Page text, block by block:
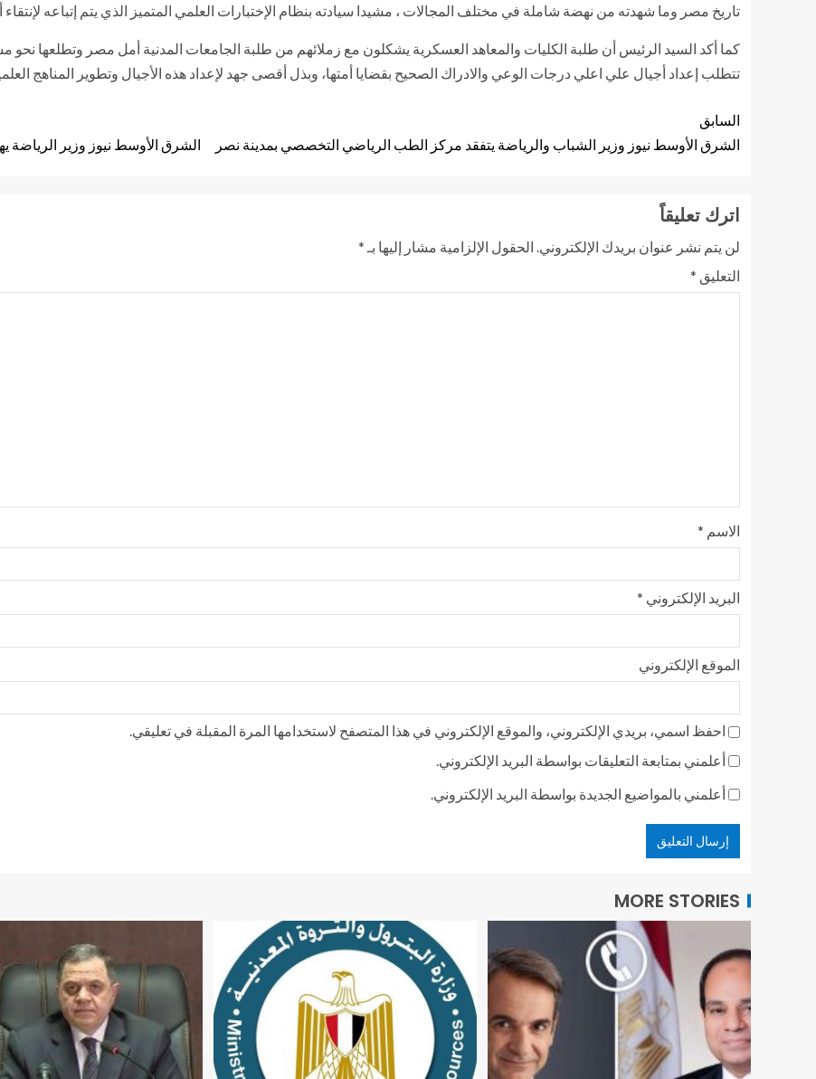
تاريخ مصر وما شهدته من نهضة شاملة في مختلف المجالات ، مشيدا سيادته بنظام الإختبارات العلمي المتميز الذي يتم إتباعه
كما أكد السيد الرئيس أن طلبة الكليات والمعاهد العسكرية يشكلون مع زملائهم من طلبة الجامعات المدنية أمل مصر وتطلعها
تتطلب إعداد أجيال علي اعلي درجات الوعي والادراك الصحيح بقضايا أمتها، وبذل أقصى جهد لإعداد هذه الأجيال وتطوير المناهج
السابق
الشرق الأوسط نيوز وزير الشباب والرياضة يتفقد مركز الطب الرياضي التخصصي بمدينة نصر
الشرق الأوسط نيوز وزير الرياضة
اترك تعليقاً
لن يتم نشر عنوان بريدك الإلكتروني. الحقول الإلزامية مشار إليها بـ *
التعليق *
الاسم *
البريد الإلكتروني *
الموقع الإلكتروني
احفظ اسمي، بريدي الإلكتروني، والموقع الإلكتروني في هذا المتصفح لاستخدامها المرة المقبلة في تعليقي.
أعلمني بمتابعة التعليقات بواسطة البريد الإلكتروني.
أعلمني بالمواضيع الجديدة بواسطة البريد الإلكتروني.
MORE STORIES